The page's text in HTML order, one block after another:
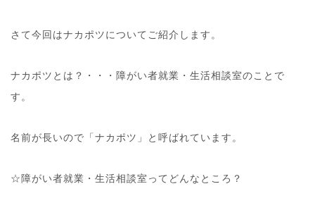
さて今回はナカポツについてご紹介します。
ナカポツとは？・・・障がい者就業・生活相談室のことで
す。
名前が長いので「ナカポツ」と呼ばれています。
☆障がい者就業・生活相談室ってどんなところ？